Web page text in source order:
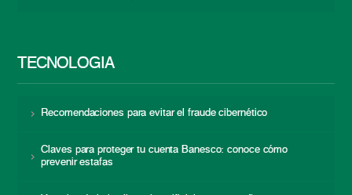
TECNOLOGÍA
Recomendaciones para evitar el fraude cibernético
Claves para proteger tu cuenta Banesco: conoce cómo
prevenir estafas